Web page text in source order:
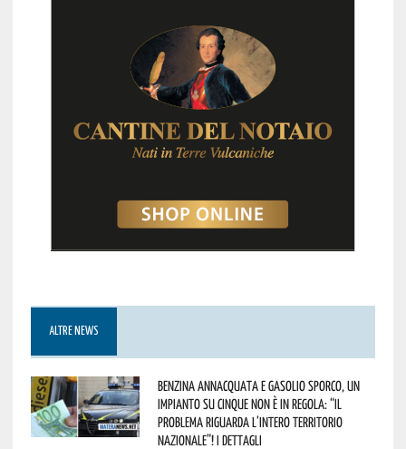
ALTRE NEWS
Benzina annacquata e gasolio sporco, un
impianto su cinque non è in regola: “il
problema riguarda l’intero territorio
Nazionale”! I dettagli